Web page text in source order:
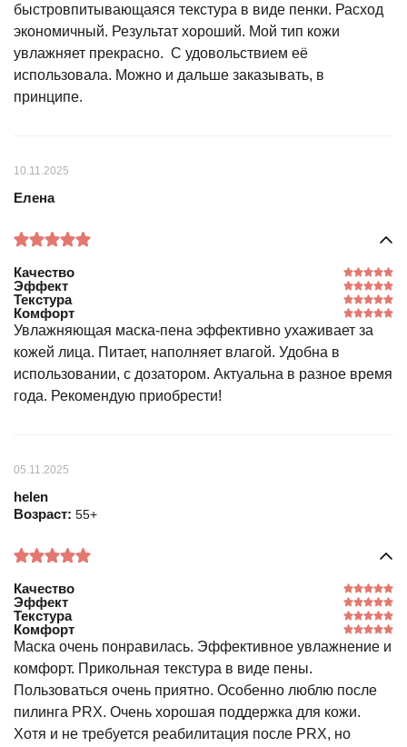
быстровпитывающаяся текстура в виде пенки. Расход
экономичный. Результат хороший. Мой тип кожи
увлажняет прекрасно. С удовольствием её
использовала. Можно и дальше заказывать, в
принципе.
10.11.2025
Елена
Качество
Эффект
Текстура
Комфорт
Увлажняющая маска-пена эффективно ухаживает за
кожей лица. Питает, наполняет влагой. Удобна в
использовании, с дозатором. Актуальна в разное время
года. Рекомендую приобрести!
05.11.2025
helen
Возраст: 55+
Качество
Эффект
Текстура
Комфорт
Маска очень понравилась. Эффективное увлажнение и
комфорт. Прикольная текстура в виде пены.
Пользоваться очень приятно. Особенно люблю после
пилинга PRX. Очень хорошая поддержка для кожи.
Хотя и не требуется реабилитация после PRX, но